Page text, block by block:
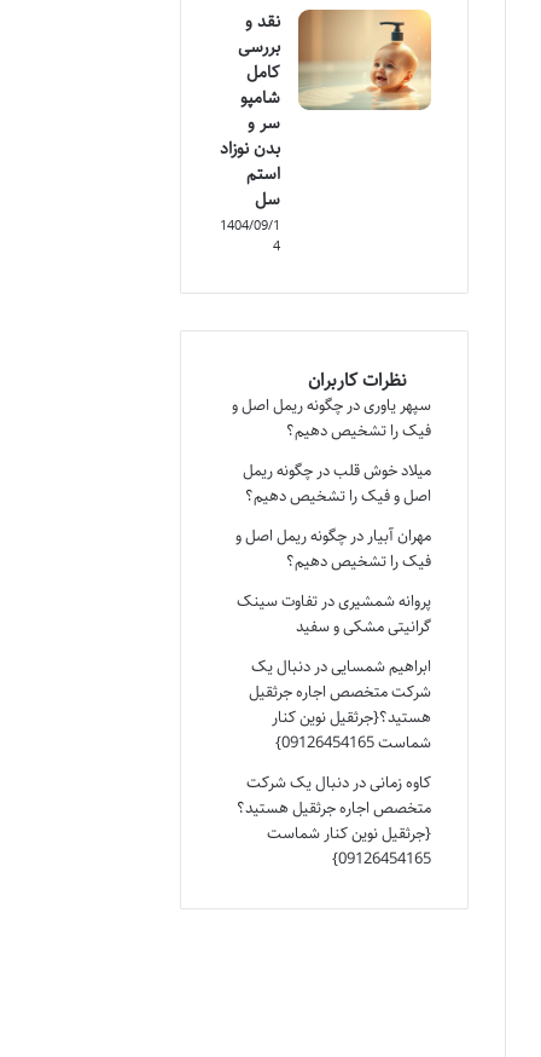
نقد و
بررسی
کامل
شامپو
سر و
بدن نوزاد
استم
سل
1404/09/1
4
نظرات کاربران
سپهر یاوریدر چگونه ریمل اصل و
فیک را تشخیص دهیم؟
میلاد خوش قلبدر چگونه ریمل
اصل و فیک را تشخیص دهیم؟
مهران آبیار در چگونه ریمل اصل و
فیک را تشخیص دهیم؟
پروانه شمشیریدر تفاوت سینک
گرانیتی مشکی و سفید
ابراهیم شمساییدر دنبال یک
شرکت متخصص اجاره جرثقیل
هستید؟{جرثقیل نوین کنار
شماست 09126454165}
کاوه زمانیدر دنبال یک شرکت
متخصص اجاره جرثقیل هستید؟
{جرثقیل نوین کنار شماست
09126454165}